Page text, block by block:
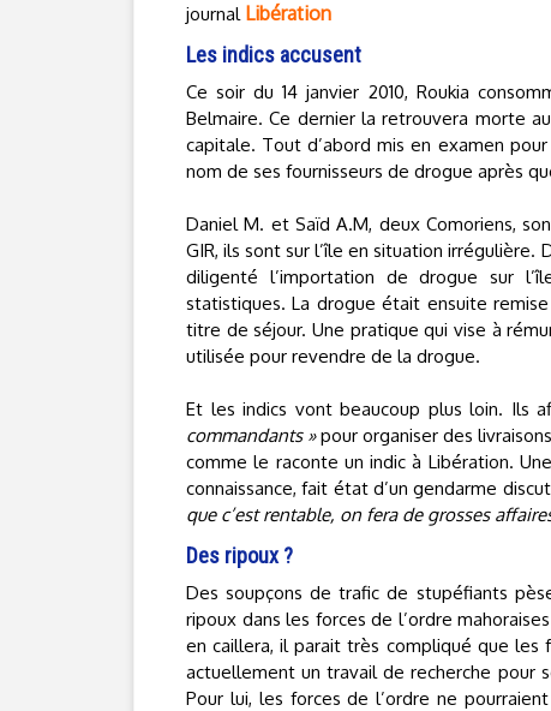
journal Libération
Les indics accusent
Ce soir du 14 janvier 2010, Roukia
Belmaire. Ce dernier la retrouvera morte
capitale. Tout d’abord mis en examen
nom de ses fournisseurs de drogue après
Daniel M. et Saïd A.M, deux Comoriens,
GIR, ils sont sur l’île en situation irrégulière.
diligenté l’importation de drogue sur
statistiques. La drogue était ensuite
titre de séjour. Une pratique qui vise à
utilisée pour revendre de la drogue.
Et les indics vont beaucoup plus loin. Ils
commandants »pour organiser des
comme le raconte un indic à Libération.
connaissance, fait état d’un gendarme
que c’est rentable, on fera de grosses
Des ripoux ?
Des soupçons de trafic de stupéfiants
ripoux dans les forces de l’ordre
en caillera, il parait très compliqué que les
actuellement un travail de recherche pour
Pour lui, les forces de l’ordre ne